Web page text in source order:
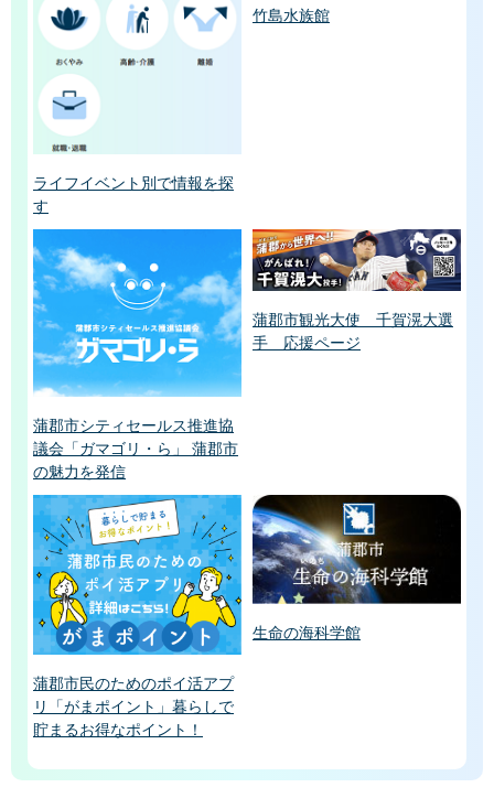
ライフイベント別で情報を探
す
竹島水族館
蒲郡市シティセールス推進協
議会「ガマゴリ・ら」 蒲郡市
の魅力を発信
蒲郡市観光大使 千賀滉大選
手 応援ページ
蒲郡市民のためのポイ活アプ
リ「がまポイント」暮らしで
貯まるお得なポイント！
生命の海科学館